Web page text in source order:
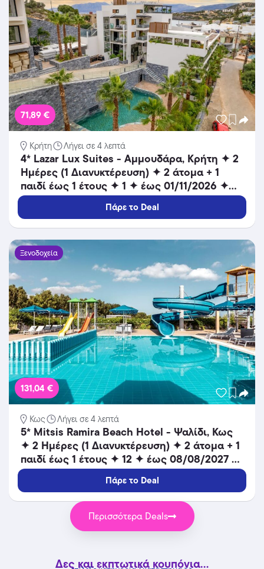
71,89 €
Κρήτη Λήγει σε 4 λεπτά
4* Lazar Lux Suites - Αμμουδάρα, Κρήτη ✦ 2
Ημέρες (1 Διανυκτέρευση) ✦ 2 άτομα + 1
παιδί έως 1 έτους ✦ 1 ✦ έως 01/11/2026 ✦
Κοντά σε παραλία!Πάρε το Deal
Ξενοδοχεία
131,04 €
Κως Λήγει σε 4 λεπτά
5* Mitsis Ramira Beach Hotel - Ψαλίδι, Κως
✦ 2 Ημέρες (1 Διανυκτέρευση) ✦ 2 άτομα + 1
παιδί έως 1 έτους ✦ 12 ✦ έως 08/08/2027 ✦
Μπροστά στην παραλία!
Πάρε το Deal
Περισσότερα Deals
Δες και εκπτωτικά κουπόνια...